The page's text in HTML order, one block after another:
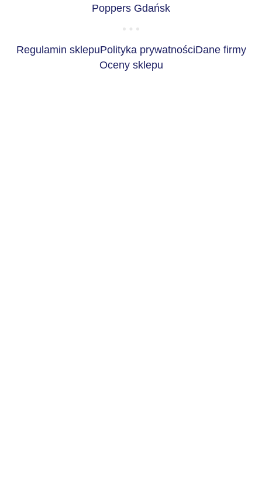
Poppers Gdańsk
Regulamin sklepuPolityka prywatnościDane firmy
Oceny sklepu